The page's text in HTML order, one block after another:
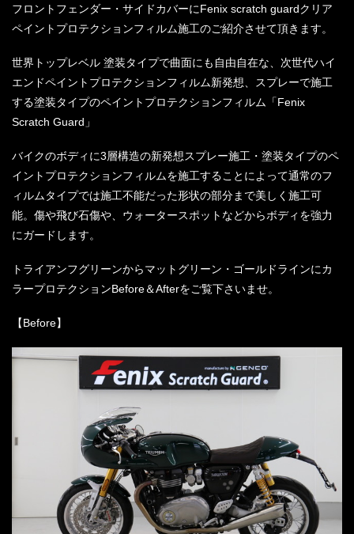
フロントフェンダー・サイドカバーにFenix scratch guardクリア
ペイントプロテクションフィルム施工のご紹介させて頂きます。
世界トップレベル 塗装タイプで曲面にも自由自在な、次世代ハイ
エンドペイントプロテクションフィルム新発想、スプレーで施工
する塗装タイプのペイントプロテクションフィルム「Fenix
Scratch Guard」
バイクのボディに3層構造の新発想スプレー施工・塗装タイプのペ
イントプロテクションフィルムを施工することによって通常のフ
ィルムタイプでは施工不能だった形状の部分まで美しく施工可
能。傷や飛び石傷や、ウォータースポットなどからボディを強力
にガードします。
トライアンフグリーンからマットグリーン・ゴールドラインにカ
ラープロテクションBefore＆Afterをご覧下さいませ。
【Before】